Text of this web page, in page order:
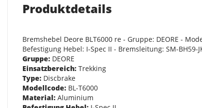
Produktdetails
Bremshebel Deore BLT6000 re - Gruppe: DEORE -
Befestigung Hebel: I-Spec II - Bremsleitung: SM-
Gruppe: DEORE
Einsatzbereich: Trekking
Type: Discbrake
Modellcode: BL-T6000
Material: Aluminium